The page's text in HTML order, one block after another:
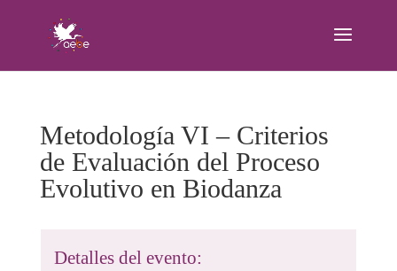
Metodología VI – Criterios
de Evaluación del Proceso
Evolutivo en Biodanza
Detalles del evento: